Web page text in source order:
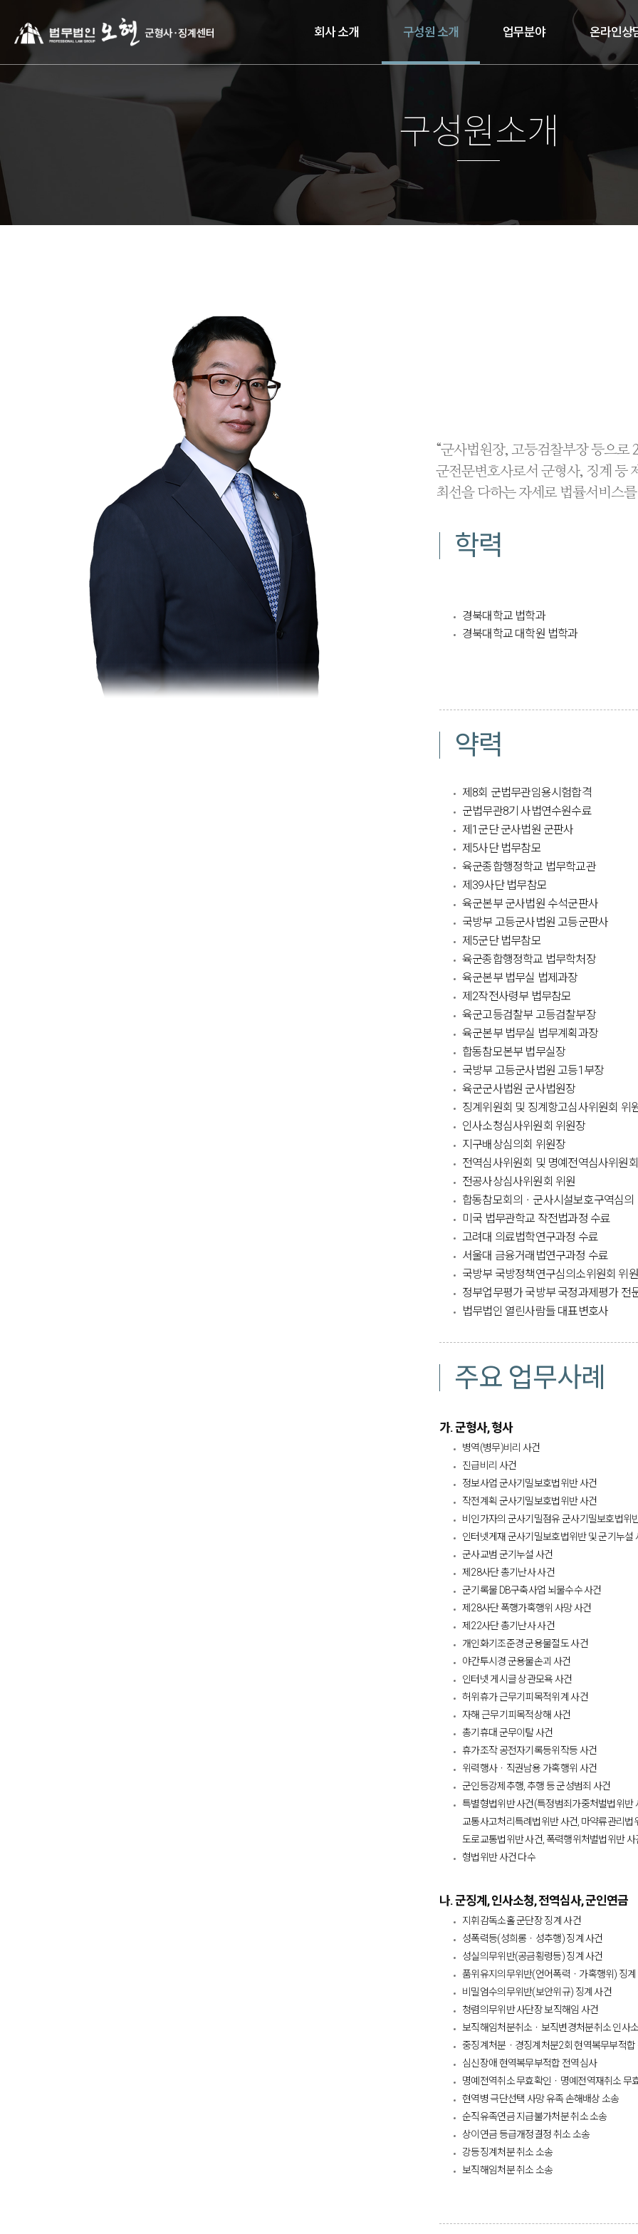
회사 소개 구성원 소개 업무분야 온라인상
구성원소개
“군사법원장, 고등검찰부장 등으로
군전문변호사로서 군형사, 징계 등
최선을 다하는 자세로 법률서비스
학력
경북대학교 법학과
경북대학교 대학원 법학과
약력
제8회 군법무관임용시험합격
군법무관8기 사법연수원수료
제1군단 군사법원 군판사
제5사단 법무참모
육군종합행정학교 법무학교관
제39사단 법무참모
육군본부 군사법원 수석군판사
국방부 고등군사법원 고등군판사
제5군단 법무참모
육군종합행정학교 법무학처장
육군본부 법무실 법제과장
제2작전사령부 법무참모
육군고등검찰부 고등검찰부장
육군본부 법무실 법무계획과장
합동참모본부 법무실장
국방부 고등군사법원 고등1부장
육군군사법원 군사법원장
징계위원회 및 징계항고심사위원회 위
인사소청심사위원회 위원장
지구배상심의회 위원장
전역심사위원회 및 명예전역심사위원
전공사상심사위원회 위원
합동참모회의ㆍ군사시설보호구역심
미국 법무관학교 작전법과정 수료
고려대 의료법학연구과정 수료
서울대 금융거래법연구과정 수료
국방부 국방정책연구심의소위원회 위원
정부업무평가 국방부 국정과제평가 전
법무법인 열린사람들 대표변호사​​
주요 업무사례
가. 군형사, 형사
병역(병무)비리 사건
진급비리 사건
정보사업 군사기밀보호법위반 사건
작전계획 군사기밀보호법위반 사건
비인가자의 군사기밀점유 군사기밀보호법위
인터넷게재 군사기밀보호법위반 및 군기누설
군사교범 군기누설 사건
제28사단 총기난사 사건
군기록물 DB구축사업 뇌물수수 사건
제28사단 폭행가혹행위 사망 사건
제22사단 총기난사 사건
개인화기조준경 군용물절도 사건
야간투시경 군용물손괴 사건
인터넷 게시글 상관모욕 사건
허위휴가 근무기피목적위계 사건
자해 근무기피목적상해 사건
총기휴대 군무이탈 사건
휴가조작 공전자기록등위작등 사건
위력행사ㆍ직권남용 가혹행위 사건
군인등강제추행, 추행 등 군성범죄 사건
특별형법위반 사건(특정범죄가중처벌법위반
교통사고처리특례법위반 사건, 마약류관리법
도로교통법위반 사건, 폭력행위처벌법위반
형법위반 사건 다수
나. 군징계, 인사소청, 전역심사, 군인연금
지휘감독소홀 군단장 징계 사건
성폭력등(성희롱ㆍ성추행) 징계 사건
성실의무위반(공금횡령등) 징계 사건
품위유지의무위반(언어폭력ㆍ가혹행위) 징계
비밀엄수의무위반(보안위규) 징계 사건
청렴의무위반 사단장 보직해임 사건
보직해임처분취소ㆍ보직변경처분취소 인사
중징계처분ㆍ경징계처분2회 현역복무부적합
심신장애 현역복무부적합 전역심사
명예전역취소 무효확인ㆍ명예전역재취소 무
현역병 극단선택 사망 유족 손해배상 소송
순직유족연금 지급불가처분 취소 소송
상이연금 등급개정결정 취소 소송
강등징계처분 취소 소송
보직해임처분 취소 소송